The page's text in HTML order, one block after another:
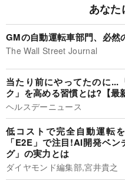
あなた
GMの自動運転車部門、必然
The Wall Street Journal
当たり前にやってたのに...
ク」を高める習慣とは?【最
ヘルスデーニュース
低コストで完全自動運転
「E2E」で注目!AI開発ベ
グ」の実力とは
ダイヤモンド編集部,宮井貴之